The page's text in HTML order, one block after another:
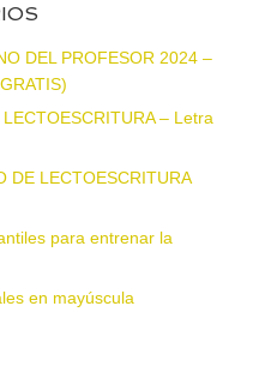
DEL PROFESOR 2024 –
– Letra
DE LECTOESCRITURA
para entrenar la
en mayúscula